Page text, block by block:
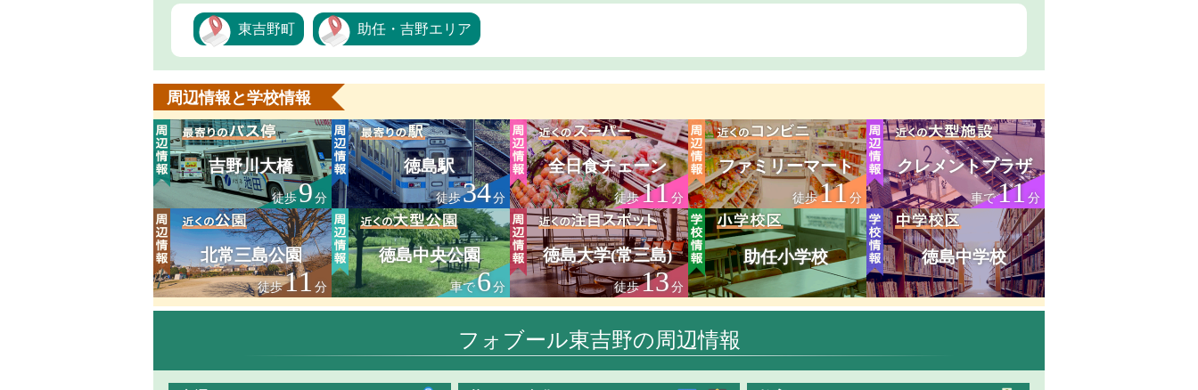
東吉野町 助任・吉野エリア
周辺情報と学校情報
吉野川大橋
徒歩9分
徳島駅
徒歩34分
全日食チェーン
徒歩11分
ファミリーマート
徒歩11分
クレメントプラザ
車で11分
北常三島公園
徒歩11分
徳島中央公園
車で6分
徳島大学(常三島)
徒歩13分
助任小学校 徳島中学校
フォブール東吉野の周辺情報